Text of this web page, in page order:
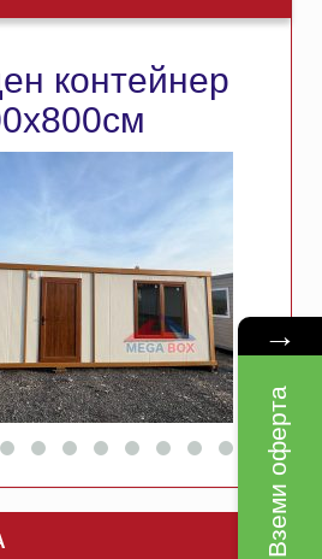
контейнер
→
Вземи оферта